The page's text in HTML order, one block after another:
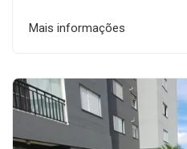
Mais informações